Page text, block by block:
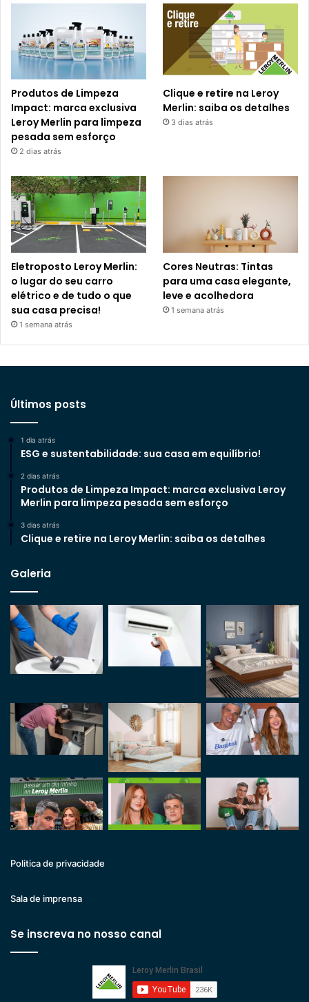
Produtos de Limpeza
Impact: marca exclusiva
Leroy Merlin para limpeza
pesada sem esforço
2 dias atrás
Clique e retire na Leroy
Merlin: saiba os detalhes
3 dias atrás
Eletroposto Leroy Merlin:
o lugar do seu carro
elétrico e de tudo o que
sua casa precisa!
1 semana atrás
Cores Neutras: Tintas
para uma casa elegante,
leve e acolhedora
1 semana atrás
Últimos posts
1 dia atrás
ESG e sustentabilidade: sua casa em equilíbrio!
2 dias atrás
Produtos de Limpeza Impact: marca exclusiva Leroy
Merlin para limpeza pesada sem esforço
3 dias atrás
Clique e retire na Leroy Merlin: saiba os detalhes
Galeria
Politica de privacidade
Sala de imprensa
Se inscreva no nosso canal